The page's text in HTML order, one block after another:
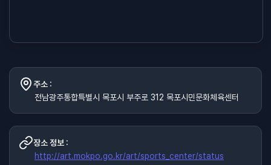
주소 :
전남광주통합특별시 목포시 부주로 312 목포시민문화체육센터
장소 정보 :
http://art.mokpo.go.kr/art/sports_center/status